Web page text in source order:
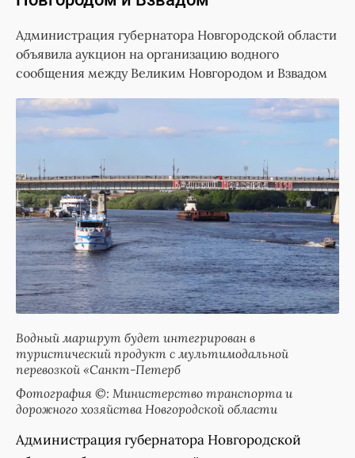
Администрация губернатора Новгородской области
объявила аукцион на организацию водного
сообщения между Великим Новгородом и Взвадом
Водный маршрут будет интегрирован в
туристический продукт с мультимодальной
перевозкой «Санкт-Петерб
Фотография ©: Министерство транспорта и
дорожного хозяйства Новгородской области
Администрация губернатора Новгородской